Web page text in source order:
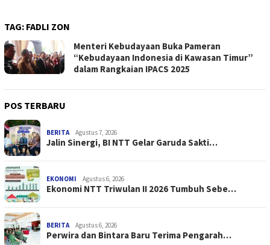
TAG: FADLI ZON
Menteri Kebudayaan Buka Pameran
“Kebudayaan Indonesia di Kawasan Timur”
dalam Rangkaian IPACS 2025
POS TERBARU
BERITA Agustus 7, 2026
Jalin Sinergi, BI NTT Gelar Garuda Sakti…
EKONOMI Agustus 6, 2026
Ekonomi NTT Triwulan II 2026 Tumbuh Sebe…
BERITA Agustus 6, 2026
Perwira dan Bintara Baru Terima Pengarah…